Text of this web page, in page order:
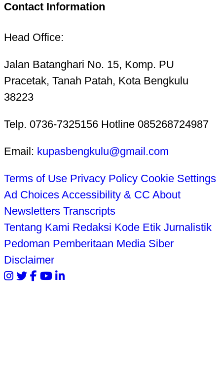
Contact Information
Head Office:
Jalan Batanghari No. 15, Komp. PU
Pracetak, Tanah Patah, Kota Bengkulu
38223
Telp. 0736-7325156 Hotline 085268724987
Email: kupasbengkulu@gmail.com
Terms of Use Privacy Policy Cookie Settings
Ad Choices Accessibility & CC About
Newsletters Transcripts
Tentang Kami Redaksi Kode Etik Jurnalistik
Pedoman Pemberitaan Media Siber
Disclaimer